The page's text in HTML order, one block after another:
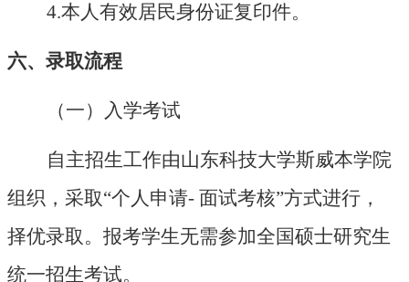
4.本人有效居民身份证复印件。
六、录取流程
（一）入学考试
自主招生工作由山东科技大学斯威本学院
组织，采取“个人申请- 面试考核”方式进行，
择优录取。报考学生无需参加全国硕士研究生
统一招生考试。